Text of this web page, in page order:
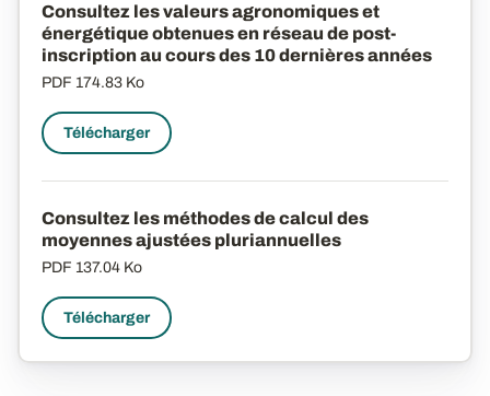
Consultez les valeurs agronomiques et
énergétique obtenues en réseau de post-
inscription au cours des 10 dernières années
PDF 174.83 Ko
Télécharger
Consultez les méthodes de calcul des
moyennes ajustées pluriannuelles
PDF 137.04 Ko
Télécharger